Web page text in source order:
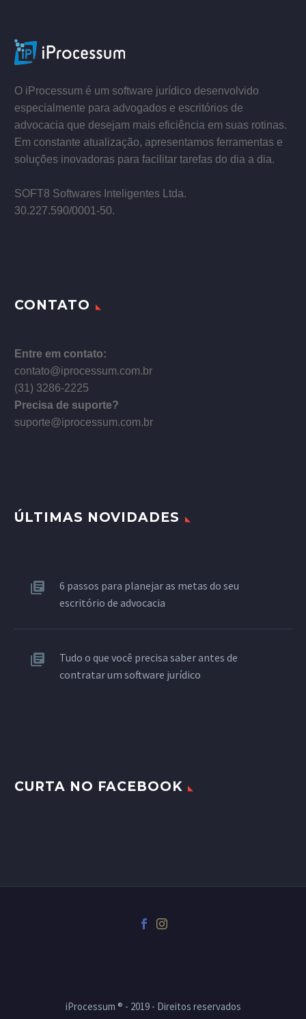
O iProcessum é um software jurídico desenvolvido
especialmente para advogados e escritórios de
advocacia que desejam mais eficiência em suas rotinas.
Em constante atualização, apresentamos ferramentas e
soluções inovadoras para facilitar tarefas do dia a dia.
SOFT8 Softwares Inteligentes Ltda.
30.227.590/0001­-50.
CONTATO
Entre em contato:
contato@iprocessum.com.br
(31) 3286-2225
Precisa de suporte?
suporte@iprocessum.com.br
ÚLTIMAS NOVIDADES
6 passos para planejar as metas do seu
escritório de advocacia
Tudo o que você precisa saber antes de
contratar um software jurídico
CURTA NO FACEBOOK
iProcessum ® - 2019 - Direitos reservados